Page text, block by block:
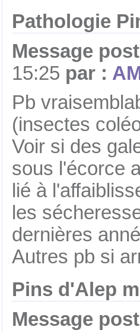
Pathologie
Message
15:25 par :
Pb
(insectes
Voir si des
sous l'écorce
lié à
les
dernières
Autres pb si
Pins d'Alep
Message